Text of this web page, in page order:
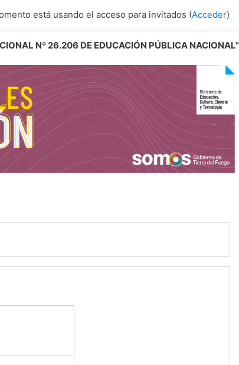
Nº 26.206 DE EDUCACIÓN PÚBLICA NACIONAL"
está usando el acceso para invitados (Acceder)